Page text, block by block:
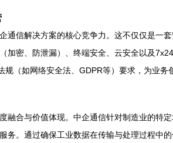
通信解决方案的核心竞争力。这不仅仅是一
加密、防泄漏）、终端安全、云安全以及
（如网络安全法、GDPR等）要求，为业务
融合与价值体现。中企通信针对制造业的特
务。通过确保工业数据在传输与处理过程中